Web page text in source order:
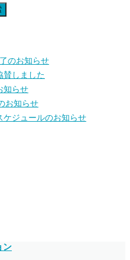
のお知らせ
賛しました
知らせ
お知らせ
ケジュールのお知らせ
ン